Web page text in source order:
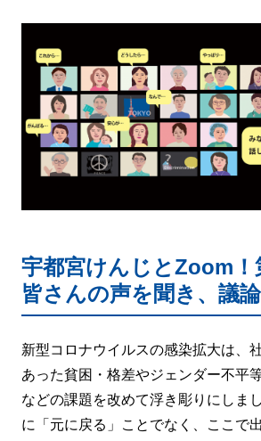
宇都宮けんじとZoom！
皆さんの声を聞き、議
新型コロナウイルスの感染拡大は、
あった貧困・格差やジェンダー不平
などの課題を改めて浮き彫りにしま
に「元に戻る」ことでなく、ここで